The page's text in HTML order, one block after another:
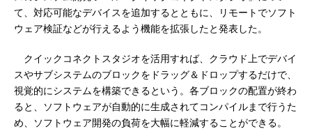
て、対応可能なデバイスを追加するとともに、リモートでソフト
ウェア検証などが行えるよう機能を拡張したと発表した。
クイックコネクトスタジオを活用すれば、クラウド上でデバイ
スやサブシステムのブロックをドラッグ＆ドロップするだけで、
視覚的にシステムを構築できるという。各ブロックの配置が終わ
ると、ソフトウェアが自動的に生成されてコンパイルまで行うた
め、ソフトウェア開発の負荷を大幅に軽減することができる。